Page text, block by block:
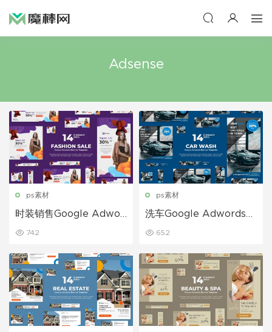
Adsense
ps素材
时装销售Google Adwor
742
ps素材
洗车Google Adwords横
652